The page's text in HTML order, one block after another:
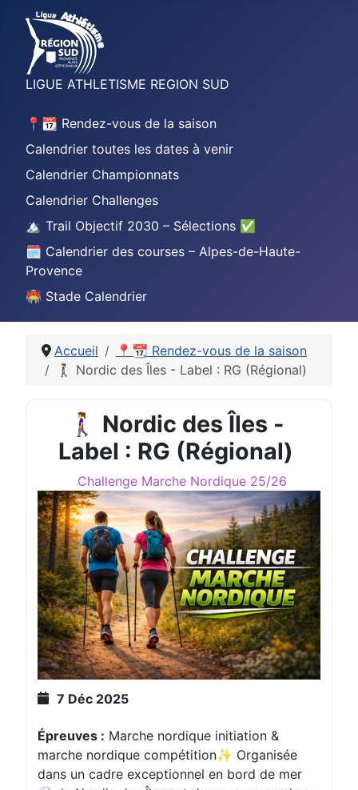
LIGUE ATHLETISME REGION SUD
📍📆 Rendez-vous de la saison
Calendrier toutes les dates à venir
Calendrier Championnats
Calendrier Challenges
🏔️ Trail Objectif 2030 – Sélections ✅
🗓️ Calendrier des courses – Alpes-de-Haute-
Provence
🏟️ Stade Calendrier
Accueil
📍📆 Rendez-vous de la saison
🚶‍♀️ Nordic des Îles - Label : RG (Régional)
🚶‍♀️ Nordic des Îles -
Label : RG (Régional)
Challenge Marche Nordique 25/26
7 Déc 2025
Épreuves : Marche nordique initiation &
marche nordique compétition✨ Organisée
dans un cadre exceptionnel en bord de mer